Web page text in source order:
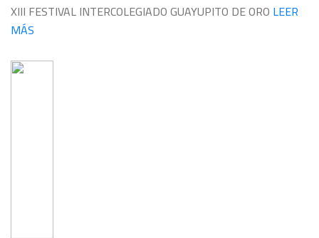
XIII FESTIVAL INTERCOLEGIADO GUAYUPITO DE ORO LEER
MÁS